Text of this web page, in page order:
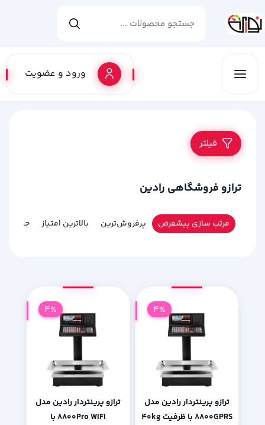
ورود و عضویت
فیلتر
ترازو فروشگاهی رادین
مرتب سازی پیشفرض پرفروش‌ترین بالاترین امتیاز
ترازو پرینتردار رادین مدل
۸۸۰۰GPRS با ظرفیت ۴۰kg
4%
ترازو پرینتردار رادین مدل
۸۸۰۰Pro WIFI با
4%